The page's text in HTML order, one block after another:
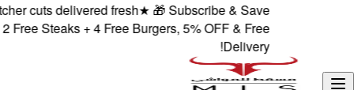
· Premium butcher cuts
— 1st order: 2 Free